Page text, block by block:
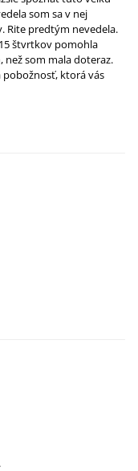
som sa v nej
Rite predtým nevedela.
štvrtkov pomohla
než som mala doteraz.
pobožnosť, ktorá vás